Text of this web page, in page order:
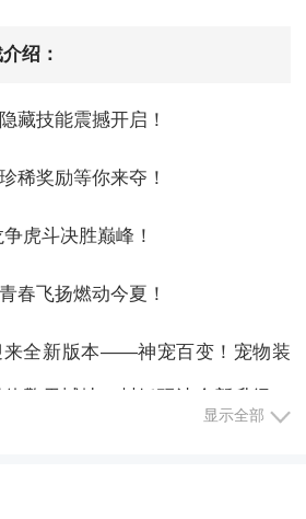
绍：
藏技能震撼开启！
稀奖励等你来夺！
虎斗决胜巅峰！
春飞扬燃动今夏！
来全新版本——神宠百变！宠物装
擎天撼地！封妖玩法全新升级，
显示全部